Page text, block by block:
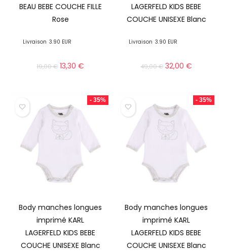
BEAU BEBE COUCHE FILLE
Rose
Livraison 3.90 EUR
19,00€ 13,30€
LAGERFELD KIDS BEBE
COUCHE UNISEXE Blanc
Livraison 3.90 EUR
49,00€ 32,00€
- 35%
Body manches longues
imprimé KARL
LAGERFELD KIDS BEBE
COUCHE UNISEXE Blanc
- 35%
Body manches longues
imprimé KARL
LAGERFELD KIDS BEBE
COUCHE UNISEXE Blanc